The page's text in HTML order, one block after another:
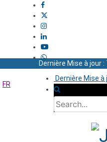
Dernière Mise à
Dernière Mise à jour
FR